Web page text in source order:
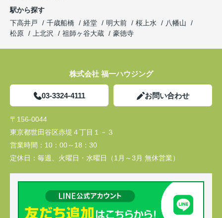
駅から探す
下高井戸
千歳船橋 経堂 明大前 桜上水
八幡山
松原
上北沢 祖師ヶ谷大蔵 豪徳寺
株式会社 福一ハウジング
03-3324-4111 お問い合わせ
〒156-0044
東京都世田谷区赤堤４丁目１－３
営業時間： 10：00～18：30
定休日： 毎週、火曜日・水曜日（1月～3月 無休営業）